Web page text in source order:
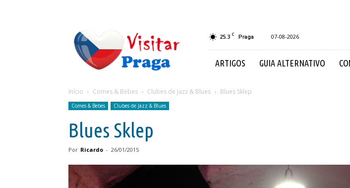
Visitar
Praga
25.3 C Praga 07-08-2026
ARTIGOS GUIA ALTERNATIVO
Início Comes & Bebes Clubes de Jazz & Blues Blues Sklep
Comes & Bebes Clubes de Jazz & Blues
Blues Sklep
Por Ricardo - 26/01/2015